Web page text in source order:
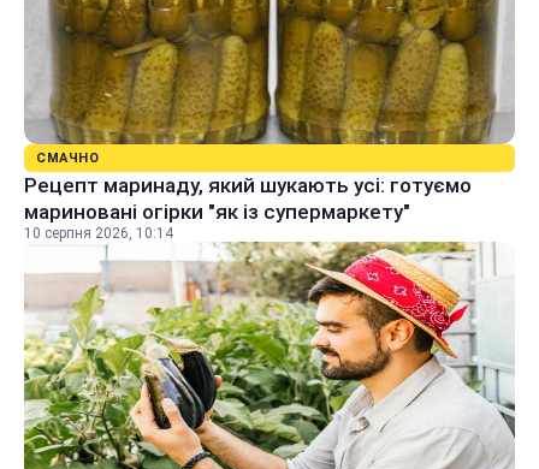
СМАЧНО
Рецепт маринаду, який шукають усі: готуємо
мариновані огірки "як із супермаркету"
10 серпня 2026, 10:14